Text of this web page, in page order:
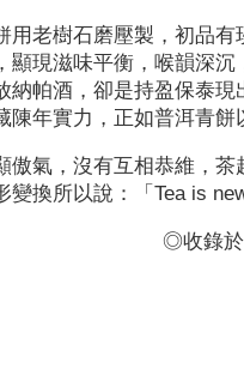
用老樹石磨壓製，初品
顯現滋味平衡，喉韻深
納帕酒，卻是持盈保泰
陳年實力，正如普洱青餅
傲氣，沒有互相恭維，
變換所以說：「 Tea is
◎收錄於